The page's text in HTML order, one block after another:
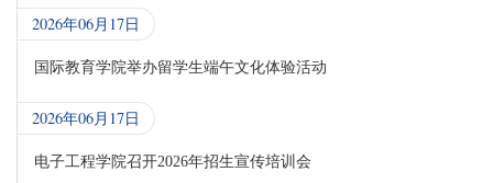
2026年06月17日
国际教育学院举办留学生端午文化体验活动
2026年06月17日
电子工程学院召开2026年招生宣传培训会